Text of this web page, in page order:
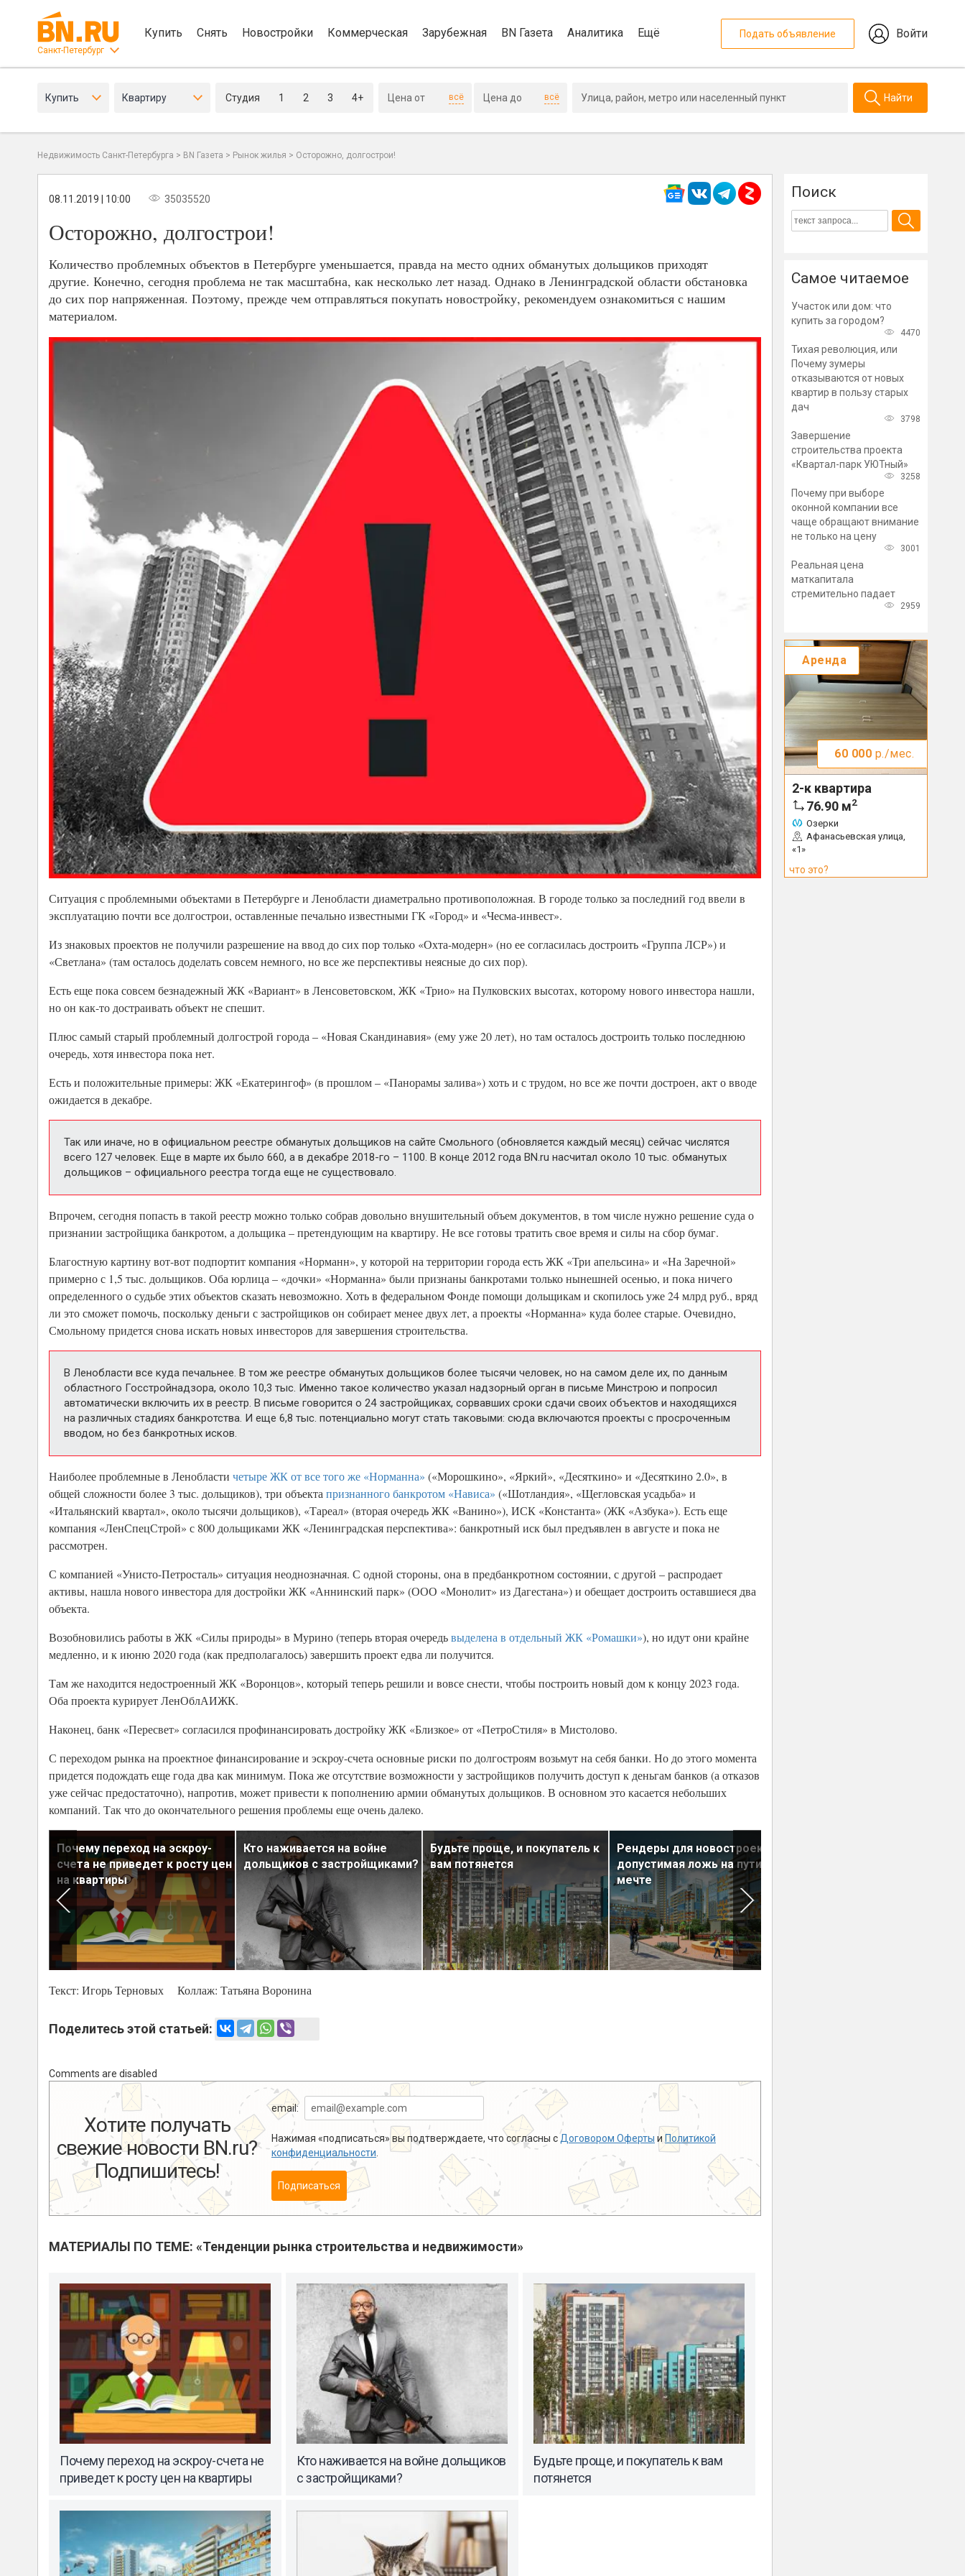
Санкт-Петербург
Купить Снять Новостройки Коммерческая Зарубежная BN Газета Аналитика Ещё Подать объявление Войти
Купить Квартиру Студия 1 2 3 4+ всё всё Найти
Недвижимость Санкт-Петербурга > BN Газета > Рынок жилья > Осторожно, долгострои!
08.11.2019 | 10:00 35035520
Осторожно, долгострои!
Количество проблемных объектов в Петербурге уменьшается, правда на место одних обманутых дольщиков приходят
другие. Конечно, сегодня проблема не так масштабна, как несколько лет назад. Однако в Ленинградской области обстановка
до сих пор напряженная. Поэтому, прежде чем отправляться покупать новостройку, рекомендуем ознакомиться с нашим
материалом.
Ситуация с проблемными объектами в Петербурге и Ленобласти диаметрально противоположная. В городе только за последний год ввели в
эксплуатацию почти все долгострои, оставленные печально известными ГК «Город» и «Чесма-инвест».
Из знаковых проектов не получили разрешение на ввод до сих пор только «Охта-модерн» (но ее согласилась достроить «Группа ЛСР») и
«Светлана» (там осталось доделать совсем немного, но все же перспективы неясные до сих пор).
Есть еще пока совсем безнадежный ЖК «Вариант» в Ленсоветовском, ЖК «Трио» на Пулковских высотах, которому нового инвестора нашли,
но он как-то достраивать объект не спешит.
Плюс самый старый проблемный долгострой города – «Новая Скандинавия» (ему уже 20 лет), но там осталось достроить только последнюю
очередь, хотя инвестора пока нет.
Есть и положительные примеры: ЖК «Екатерингоф» (в прошлом – «Панорамы залива») хоть и с трудом, но все же почти достроен, акт о вводе
ожидается в декабре.
Так или иначе, но в официальном реестре обманутых дольщиков на сайте Смольного (обновляется каждый месяц) сейчас числятся
всего 127 человек. Еще в марте их было 660, а в декабре 2018-го – 1100. В конце 2012 года BN.ru насчитал около 10 тыс. обманутых
дольщиков – официального реестра тогда еще не существовало.
Впрочем, сегодня попасть в такой реестр можно только собрав довольно внушительный объем документов, в том числе нужно решение суда о
признании застройщика банкротом, а дольщика – претендующим на квартиру. Не все готовы тратить свое время и силы на сбор бумаг.
Благостную картину вот-вот подпортит компания «Норманн», у которой на территории города есть ЖК «Три апельсина» и «На Заречной»
примерно с 1,5 тыс. дольщиков. Оба юрлица – «дочки» «Норманна» были признаны банкротами только нынешней осенью, и пока ничего
определенного о судьбе этих объектов сказать невозможно. Хоть в федеральном Фонде помощи дольщикам и скопилось уже 24 млрд руб., вряд
ли это сможет помочь, поскольку деньги с застройщиков он собирает менее двух лет, а проекты «Норманна» куда более старые. Очевидно,
Смольному придется снова искать новых инвесторов для завершения строительства.
В Ленобласти все куда печальнее. В том же реестре обманутых дольщиков более тысячи человек, но на самом деле их, по данным
областного Госстройнадзора, около 10,3 тыс. Именно такое количество указал надзорный орган в письме Минстрою и попросил
автоматически включить их в реестр. В письме говорится о 24 застройщиках, сорвавших сроки сдачи своих объектов и находящихся
на различных стадиях банкротства. И еще 6,8 тыс. потенциально могут стать таковыми: сюда включаются проекты с просроченным
вводом, но без банкротных исков.
Наиболее проблемные в Ленобласти четыре ЖК от все того же «Норманна» («Морошкино», «Яркий», «Десяткино» и «Десяткино 2.0», в
общей сложности более 3 тыс. дольщиков), три объекта признанного банкротом «Нависа» («Шотландия», «Щегловская усадьба» и
«Итальянский квартал», около тысячи дольщиков), «Тареал» (вторая очередь ЖК «Ванино»), ИСК «Константа» (ЖК «Азбука»). Есть еще
компания «ЛенСпецСтрой» с 800 дольщиками ЖК «Ленинградская перспектива»: банкротный иск был предъявлен в августе и пока не
рассмотрен.
С компанией «Унисто-Петросталь» ситуация неоднозначная. С одной стороны, она в предбанкротном состоянии, с другой – распродает
активы, нашла нового инвестора для достройки ЖК «Аннинский парк» (ООО «Монолит» из Дагестана») и обещает достроить оставшиеся два
объекта.
Возобновились работы в ЖК «Силы природы» в Мурино (теперь вторая очередьвыделена в отдельный ЖК «Ромашки»), но идут они крайне
медленно, и к июню 2020 года (как предполагалось) завершить проект едва ли получится.
Там же находится недостроенный ЖК «Воронцов», который теперь решили и вовсе снести, чтобы построить новый дом к концу 2023 года.
Оба проекта курирует ЛенОблАИЖК.
Наконец, банк «Пересвет» согласился профинансировать достройку ЖК «Близкое» от «ПетроСтиля» в Мистолово.
С переходом рынка на проектное финансирование и эскроу-счета основные риски по долгостроям возьмут на себя банки. Но до этого момента
придется подождать еще года два как минимум. Пока же отсутствие возможности у застройщиков получить доступ к деньгам банков (а отказов
уже сейчас предостаточно), напротив, может привести к пополнению армии обманутых дольщиков. В основном это касается небольших
компаний. Так что до окончательного решения проблемы еще очень далеко.
Почему переход на эскроу-
счета не приведет к росту цен
на квартиры
Кто наживается на войне
дольщиков с застройщиками?
Будьте проще, и покупатель к
вам потянется
Рендеры для новостроек:
допустимая ложь на пути к
мечте
Текст: Игорь Терновых Коллаж: Татьяна Воронина
Поделитесь этой статьей:
Comments are disabled
Хотите получать
свежие новости BN.ru?
Подпишитесь!
email:
Нажимая «подписаться» вы подтверждаете, что согласны с Договором Оферты и Политикой
конфиденциальности
Подписаться
МАТЕРИАЛЫ ПО ТЕМЕ: «Тенденции рынка строительства и недвижимости»
Почему переход на эскроу-счета не
приведет к росту цен на квартиры
Кто наживается на войне дольщиков
с застройщиками?
Будьте проще, и покупатель к вам
потянется
Поиск
Самое читаемое
Участок или дом: что
купить за городом?
4470
Тихая революция, или
Почему зумеры
отказываются от новых
квартир в пользу старых
дач
3798
Завершение
строительства проекта
«Квартал-парк УЮТный»
3258
Почему при выборе
оконной компании все
чаще обращают внимание
не только на цену
3001
Реальная цена
маткапитала
стремительно падает
2959
Аренда
60 000 р./мес.
2-к квартира
76.90 м2
Озерки
Афанасьевская улица,
«1»
что это?